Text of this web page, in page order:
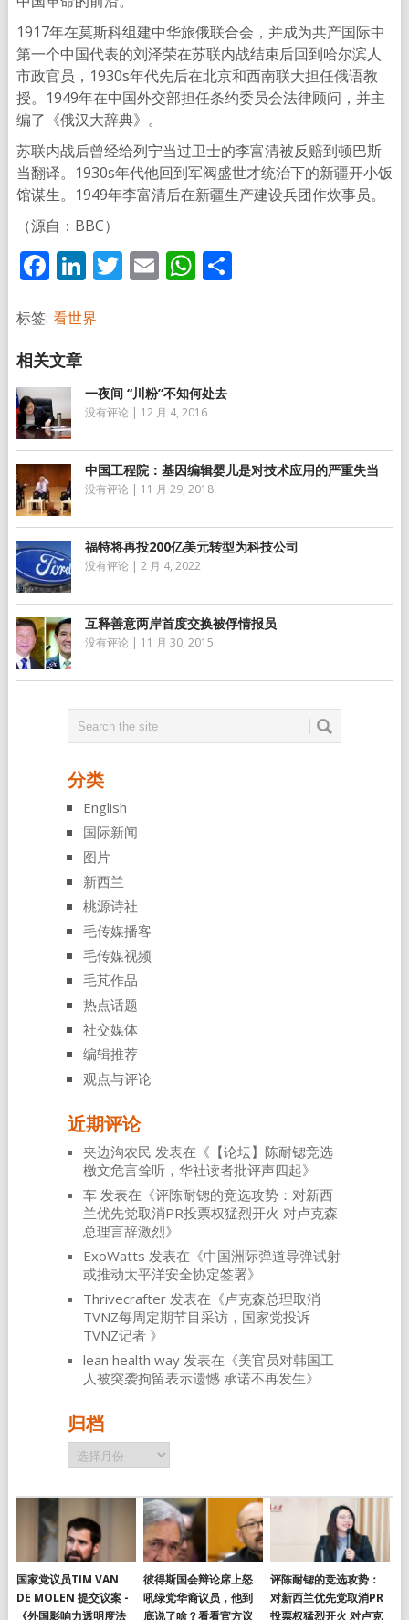
1917年在莫斯科组建中华旅俄联合会，并成为共产国际中
第一个中国代表的刘泽荣在苏联内战结束后回到哈尔滨人
市政官员，1930s年代先后在北京和西南联大担任俄语教
授。1949年在中国外交部担任条约委员会法律顾问，并主
编了《俄汉大辞典》。
苏联内战后曾经给列宁当过卫士的李富清被反赔到顿巴斯
当翻译。1930s年代他回到军阀盛世才统治下的新疆开小饭
馆谋生。1949年李富清后在新疆生产建设兵团作炊事员。
（源自：BBC）
Facebook
LinkedIn
Twitter
EmailWhatsApp
分
标签: 看世界
一夜间 “川粉”不知何处去
没有评论 | 12 月 4, 2016
中国工程院：基因编辑婴儿是对技术应用的严重失当
没有评论 | 11 月 29, 2018
福特将再投200亿美元转型为科技公司
没有评论 | 2 月 4, 2022
互释善意两岸首度交换被俘情报员
没有评论 | 11 月 30, 2015
分类
English
国际新闻
图片
新西兰
桃源诗社
毛传媒播客
毛传媒视频
毛芃作品
热点话题
社交媒体
编辑推荐
观点与评论
近期评论
夹边沟农民 发表在《 【论坛】陈耐锶竞选
檄文危言耸听，华社读者批评声四起》
车发表在《评陈耐锶的竞选攻势：对新西
兰优先党取消PR投票权猛烈开火 对卢克森
总理言辞激烈》
ExoWatts 发表在《中国洲际弹道导弹试射
或推动太平洋安全协定签署》
Thrivecrafter发表在《卢克森总理取消
TVNZ每周定期节目采访，国家党投诉
TVNZ记者 》
lean health way发表在《美官员对韩国工
人被突袭拘留表示遗憾 承诺不再发生》
归档
归
档
国家党议员TIM VAN
DE MOLEN 提交议案 -
《外国影响力透明度法
彼得斯国会辩论席上怒
吼绿党华裔议员，他到
底说了啥？看看官方议
评陈耐锶的竞选攻势：
对新西兰优先党取消PR
投票权猛烈开火 对卢克